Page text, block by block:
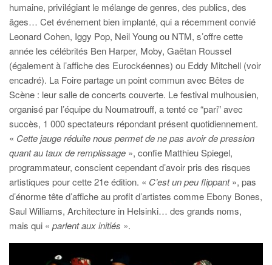
humaine, privilégiant le mélange de genres, des publics, des
âges… Cet événement bien implanté, qui a récemment convié
Leonard Cohen, Iggy Pop, Neil Young ou NTM, s’offre cette
année les célébrités Ben Harper, Moby, Gaëtan Roussel
(également à l’affiche des Eurockéennes) ou Eddy Mitchell (voir
encadré). La Foire partage un point commun avec Bêtes de
Scène : leur salle de concerts couverte. Le festival mulhousien,
organisé par l’équipe du Noumatrouff, a tenté ce “pari” avec
succès, 1 000 spectateurs répondant présent quotidiennement.
« Cette jauge réduite nous permet de ne pas avoir de pression
quant au taux de remplissage », confie Matthieu Spiegel,
programmateur, conscient cependant d’avoir pris des risques
artistiques pour cette 21e édition. « C’est un peu flippant», pas
d’énorme tête d’affiche au profit d’artistes comme Ebony Bones,
Saul Williams, Architecture in Helsinki… des grands noms,
mais qui « parlent aux initiés ».